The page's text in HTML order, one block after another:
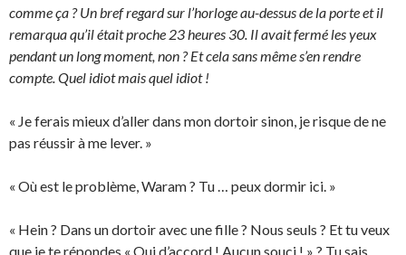
comme ça ? Un bref regard sur l’horloge au-dessus de la porte et il
remarqua qu’il était proche 23 heures 30. Il avait fermé les yeux
pendant un long moment, non ? Et cela sans même s’en rendre
compte. Quel idiot mais quel idiot !
« Je ferais mieux d’aller dans mon dortoir sinon, je risque de ne
pas réussir à me lever. »
« Où est le problème, Waram ? Tu … peux dormir ici. »
« Hein ? Dans un dortoir avec une fille ? Nous seuls ? Et tu veux
que je te répondes « Oui d’accord ! Aucun souci ! » ? Tu sais